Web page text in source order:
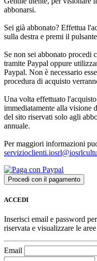
abbonarsi.
Sei già abbonato? Effettua
sulla destra e premi il
Se non sei abbonato procedi
tramite Paypal oppure
Paypal. Non è necessario
procedura di acquisto
Una volta effettuato
immediatamente alla visione
del sito riservati solo agli
annuale.
Per maggiori informazioni
ACCEDI
Inserisci email e password
riservata e visualizzare le
Email